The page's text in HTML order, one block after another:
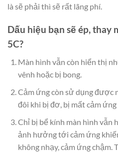
là sẽ phải thì sẽ rất lãng phí.
Dấu hiệu bạn sẽ ép, thay
5C?
Màn hình vẫn còn hiển thị
vênh hoặc bị bong.
Cảm ứng còn sử dụng được
đôi khi bị đơ, bị mất cảm
Chỉ bị bể kính màn hình
ảnh hưởng tới cảm ứng
không nhạy, cảm ứng chậm.